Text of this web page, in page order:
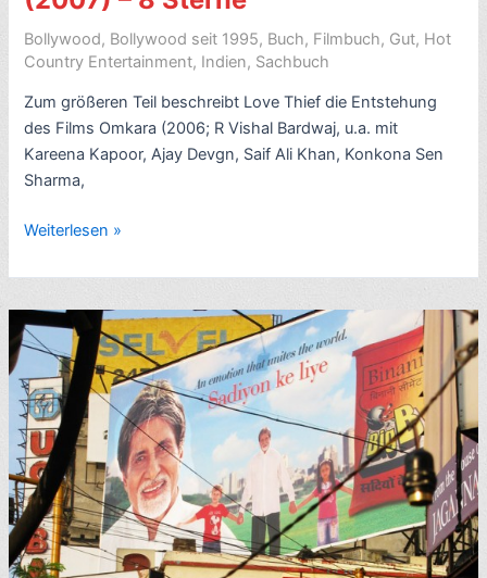
Zinta,
Ali
Khan;
mit
Video)
8
Bollywood, Bollywood seit 1995, Buch, Filmbuch, Gut, Hot
Country Entertainment, Indien, Sachbuch
Zum größeren Teil beschreibt Love Thief die Entstehung
des Films Omkara (2006; R Vishal Bardwaj, u.a. mit
Kareena Kapoor, Ajay Devgn, Saif Ali Khan, Konkona Sen
Sharma,
Rezension
Filmbuch:
Fantasies
of
Bollywood
Love
Thief:
Inside
the
World
of
Indian
Weiterlesen »